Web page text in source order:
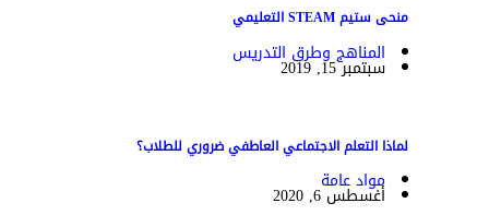
منحى ستيم STEAM التعليمي
المناهج وطرق التدريس
سبتمبر 15, 2019
لماذا التعلم الاجتماعي العاطفي ضروري للطلاب؟
مواد عامة
أغسطس 6, 2020